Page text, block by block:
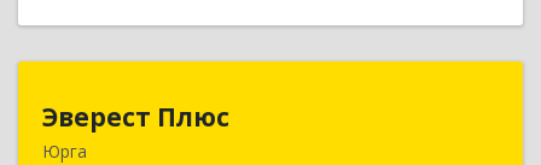
Эверест Плюс
Юрга652055, Кемеровская обл, Юрга г, Московская